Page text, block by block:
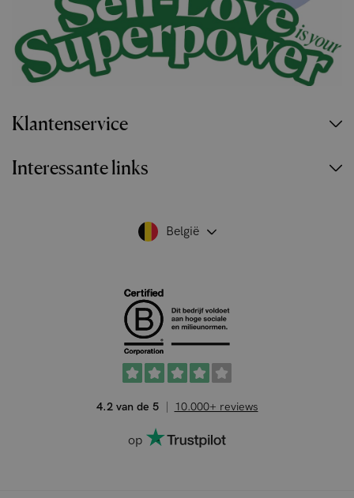
Klantenservice
Interessante links
België
4.2 van de 5 10.000+ reviews
op